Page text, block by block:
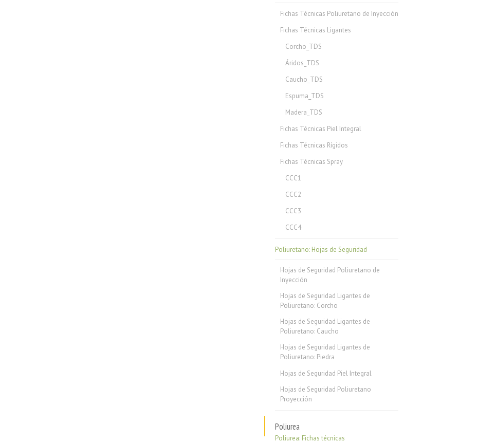
Fichas Técnicas Poliuretano de Inyección
Fichas Técnicas Ligantes
Corcho_TDS
Áridos_TDS
Caucho_TDS
Espuma_TDS
Madera_TDS
Fichas Técnicas Piel Integral
Fichas Técnicas Rígidos
Fichas Técnicas Spray
CCC1
CCC2
CCC3
CCC4
Poliuretano: Hojas de Seguridad
Hojas de Seguridad Poliuretano de
Inyección
Hojas de Seguridad Ligantes de
Poliuretano: Corcho
Hojas de Seguridad Ligantes de
Poliuretano: Caucho
Hojas de Seguridad Ligantes de
Poliuretano: Piedra
Hojas de Seguridad Piel Integral
Hojas de Seguridad Poliuretano
Proyección
Poliurea
Poliurea: Fichas técnicas